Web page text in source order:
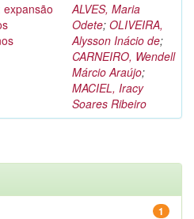
ALVES, Maria
Odete; OLIVEIRA,
Alysson Inácio de;
CARNEIRO, Wendell
Márcio Araújo;
MACIEL, Iracy
Soares Ribeiro
1